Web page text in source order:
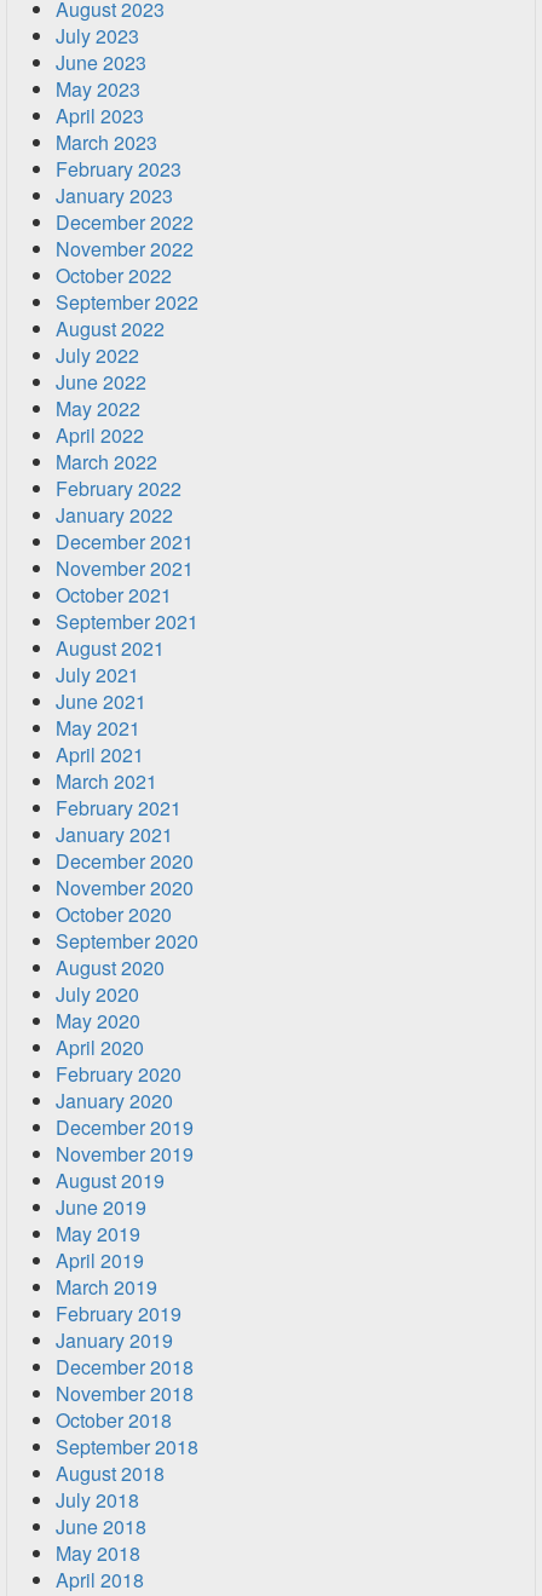
August 2023
July 2023
June 2023
May 2023
April 2023
March 2023
February 2023
January 2023
December 2022
November 2022
October 2022
September 2022
August 2022
July 2022
June 2022
May 2022
April 2022
March 2022
February 2022
January 2022
December 2021
November 2021
October 2021
September 2021
August 2021
July 2021
June 2021
May 2021
April 2021
March 2021
February 2021
January 2021
December 2020
November 2020
October 2020
September 2020
August 2020
July 2020
May 2020
April 2020
February 2020
January 2020
December 2019
November 2019
August 2019
June 2019
May 2019
April 2019
March 2019
February 2019
January 2019
December 2018
November 2018
October 2018
September 2018
August 2018
July 2018
June 2018
May 2018
April 2018